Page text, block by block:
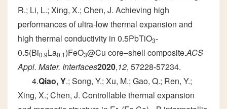
R.; Li, L.; Xing, X.; Chen, J. Achieving high
performances of ultra-low thermal expansion and
high thermal conductivity in 0.5PbTiO3-
0.5(Bi0.9La0.1)FeO3@Cu core–shell composite.ACS
Appl. Mater. Interfaces2020,12, 57228-57234.
4.Qiao, Y.; Song, Y.; Xu, M.; Gao, Q.; Ren, Y.;
Xing, X.; Chen, J. Controllable thermal expansion